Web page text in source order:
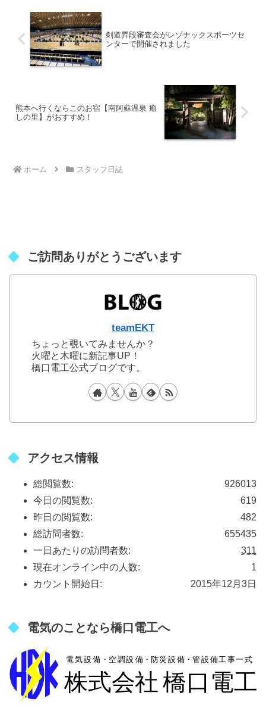
剣道昇段審査会がレゾナックスポーツセ
ンターで開催されました
熊本へ行くならこのお宿【南阿蘇温泉 癒
しの里】がおすすめ！
ホーム スタッフ日誌
ご訪問ありがとうございます
teamEKT
ちょっと覗いてみませんか？
火曜と木曜に新記事UP！
橋口電工公式ブログです。
アクセス情報
926013
総閲覧数:
619
今日の閲覧数:
482
昨日の閲覧数:
655435
総訪問者数:
311
一日あたりの訪問者数:
1
現在オンライン中の人数:
2015年12月3日
カウント開始日:
電気のことなら橋口電工へ